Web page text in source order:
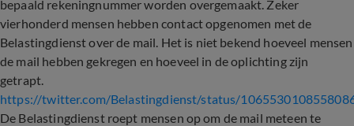
bepaald rekeningnummer worden overgemaakt. Zeker
vierhonderd mensen hebben contact opgenomen met de
Belastingdienst over de mail. Het is niet bekend hoeveel mensen
de mail hebben gekregen en hoeveel in de oplichting zijn
getrapt.
https://twitter.com/Belastingdienst/status/
De Belastingdienst roept mensen op om de mail meteen te